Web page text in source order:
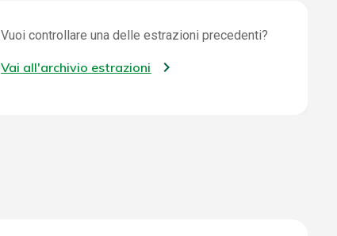
Vuoi controllare una delle estrazioni precedenti?
Vai all'archivio estrazioni